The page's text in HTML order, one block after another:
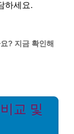
하세요.
? 지금 확인해
교 및